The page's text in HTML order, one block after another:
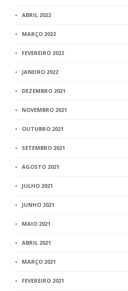
ABRIL 2022
MARÇO 2022
FEVEREIRO 2022
JANEIRO 2022
DEZEMBRO 2021
NOVEMBRO 2021
OUTUBRO 2021
SETEMBRO 2021
AGOSTO 2021
JULHO 2021
JUNHO 2021
MAIO 2021
ABRIL 2021
MARÇO 2021
FEVEREIRO 2021